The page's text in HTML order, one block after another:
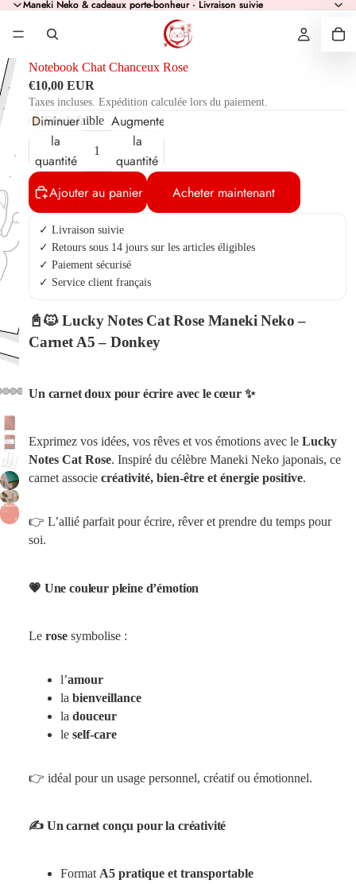
Maneki Neko & cadeaux porte-bonheur · Livraison suivie
Maneki Neko & cadeaux porte-bonheur · Livraison suivie
Notebook Chat Chanceux Rose
€10,00 EUR
Taxes incluses. Expédition calculée lors du paiement.
Stock faible
Diminuer
la
quantité
Augmenter
la
quantité
Ajouter au panier
Acheter maintenant
✓ Livraison suivie
✓ Retours sous 14 jours sur les articles éligibles
✓ Paiement sécurisé
✓ Service client français
📓🐱 Lucky Notes Cat Rose Maneki Neko –
Carnet A5 – Donkey
Un carnet doux pour écrire avec le cœur ✨
Exprimez vos idées, vos rêves et vos émotions avec le Lucky
Notes Cat Rose. Inspiré du célèbre Maneki Neko japonais, ce
carnet associe créativité, bien-être et énergie positive.
👉 L’allié parfait pour écrire, rêver et prendre du temps pour
soi.
💗 Une couleur pleine d’émotion
Le rose symbolise :
l’amour
la bienveillance
la douceur
le self-care
👉 idéal pour un usage personnel, créatif ou émotionnel.
✍️ Un carnet conçu pour la créativité
Format A5 pratique et transportable